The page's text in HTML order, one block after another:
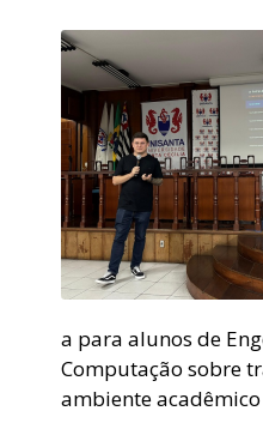
a para alunos de
Computação sobre
ambiente